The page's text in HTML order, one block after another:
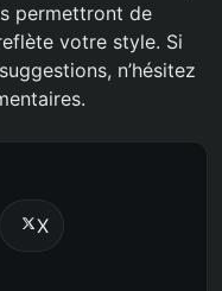
permettront de
votre style. Si
n’hésitez
X